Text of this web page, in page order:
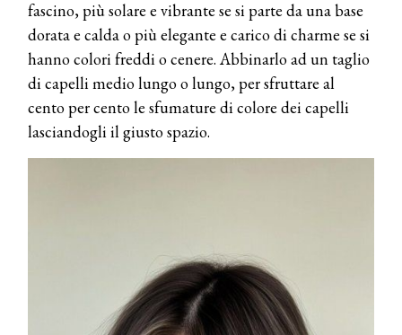
fascino, più solare e vibrante se si parte da una base
dorata e calda o più elegante e carico di charme se si
hanno colori freddi o cenere. Abbinarlo ad untaglio
di capelli medio lungo o lungo, per sfruttare al
cento per cento le sfumature di colore dei capelli
lasciandogli il giusto spazio.